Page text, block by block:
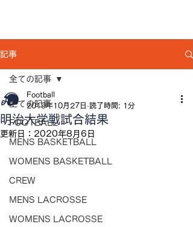
記事
全ての記事
FOOTBALL
MENS BASKETBALL
WOMENS BASKETBALL
CREW
MENS LACROSSE
WOMENS LACROSSE
全ての記事
明治大学戦試合結果
Football
2019年10月27日 読了時間: 1分
更新日： 2020年8月6日